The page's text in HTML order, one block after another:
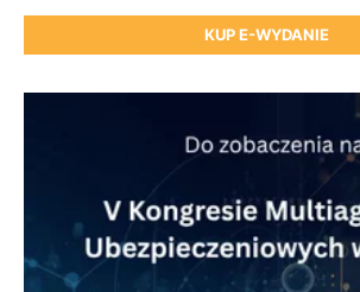
KUP E-WYDANIE